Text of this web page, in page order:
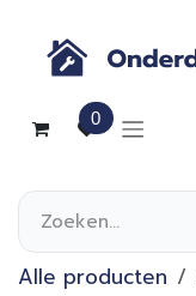
0
Alle producten